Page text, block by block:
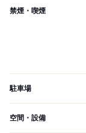
禁煙・喫煙
駐車場
空間・設備